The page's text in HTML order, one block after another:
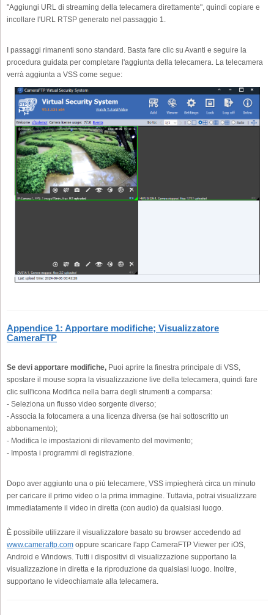
"Aggiungi URL di streaming della telecamera direttamente", quindi copiare e
incollare l'URL RTSP generato nel passaggio 1.
I passaggi rimanenti sono standard. Basta fare clic su Avanti e seguire la
procedura guidata per completare l'aggiunta della telecamera. La telecamera
verrà aggiunta a VSS come segue:
Appendice 1: Apportare modifiche; Visualizzatore
CameraFTP
Se devi apportare modifiche, Puoi aprire la finestra principale di VSS,
spostare il mouse sopra la visualizzazione live della telecamera, quindi fare
clic sull'icona Modifica nella barra degli strumenti a comparsa:
- Seleziona un flusso video sorgente diverso;
- Associa la fotocamera a una licenza diversa (se hai sottoscritto un
abbonamento);
- Modifica le impostazioni di rilevamento del movimento;
- Imposta i programmi di registrazione.
Dopo aver aggiunto una o più telecamere, VSS impiegherà circa un minuto
per caricare il primo video o la prima immagine. Tuttavia, potrai visualizzare
immediatamente il video in diretta (con audio) da qualsiasi luogo.
È possibile utilizzare il visualizzatore basato su browser accedendo ad
www.cameraftp.com oppure scaricare l'app CameraFTP Viewer per iOS,
Android e Windows. Tutti i dispositivi di visualizzazione supportano la
visualizzazione in diretta e la riproduzione da qualsiasi luogo. Inoltre,
supportano le videochiamate alla telecamera.